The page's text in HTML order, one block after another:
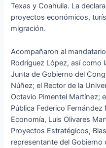
Texas y Coahuila. La
proyectos económicos,
migración.
Acompañaron al
Rodríguez López, así como
Junta de Gobierno del
Núñez; el Rector de la
Octavio Pimentel Martínez;
Pública Federico
Economía, Luis Olivares
Proyectos Estratégicos,
representante del Gobierno